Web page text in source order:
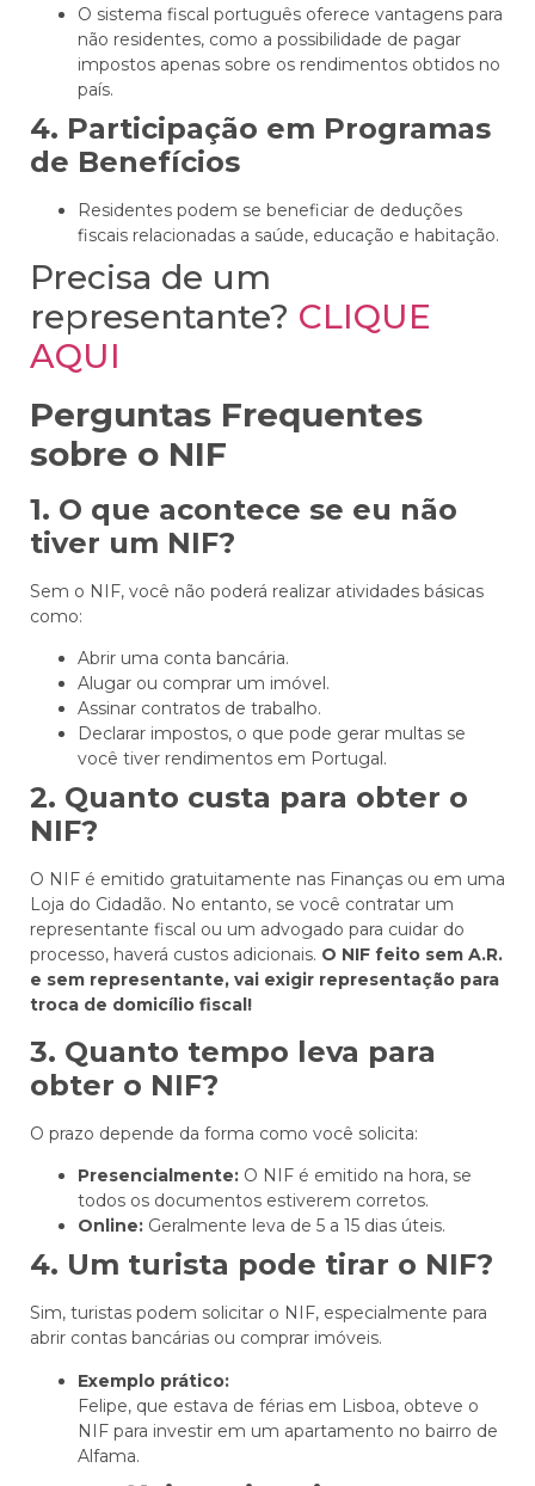
O sistema fiscal português oferece vantagens para
não residentes, como a possibilidade de pagar
impostos apenas sobre os rendimentos obtidos no
país.
4. Participação em Programas
de Benefícios
Residentes podem se beneficiar de deduções
fiscais relacionadas a saúde, educação e habitação.
Precisa de um
representante? CLIQUE
AQUI
Perguntas Frequentes
sobre o NIF
1. O que acontece se eu não
tiver um NIF?
Sem o NIF, você não poderá realizar atividades básicas
como:
Abrir uma conta bancária.
Alugar ou comprar um imóvel.
Assinar contratos de trabalho.
Declarar impostos, o que pode gerar multas se
você tiver rendimentos em Portugal.
2. Quanto custa para obter o
NIF?
O NIF é emitido gratuitamente nas Finanças ou em uma
Loja do Cidadão. No entanto, se você contratar um
representante fiscal ou um advogado para cuidar do
processo, haverá custos adicionais. O NIF feito sem A.R.
e sem representante, vai exigir representação para
troca de domicílio fiscal!
3. Quanto tempo leva para
obter o NIF?
O prazo depende da forma como você solicita:
Presencialmente: O NIF é emitido na hora, se
todos os documentos estiverem corretos.
Online: Geralmente leva de 5 a 15 dias úteis.
4. Um turista pode tirar o NIF?
Sim, turistas podem solicitar o NIF, especialmente para
abrir contas bancárias ou comprar imóveis.
Exemplo prático:
Felipe, que estava de férias em Lisboa, obteve o
NIF para investir em um apartamento no bairro de
Alfama.